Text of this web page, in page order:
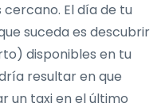
El día de tu
suceda es descubrir
disponibles en tu
resultar en que
un taxi en el último